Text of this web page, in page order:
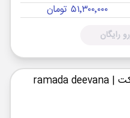
۵۱٬۳۰۰٬۰۰۰ تومان
رایگان
| ramada deevana